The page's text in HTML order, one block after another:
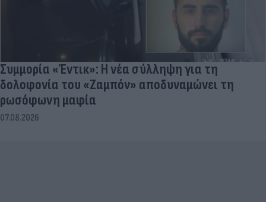
Συμμορία «Έντικ»: Η νέα σύλληψη για τη
δολοφονία του «Ζαμπόν» αποδυναμώνει τη
ρωσόφωνη μαφία
07.08.2026